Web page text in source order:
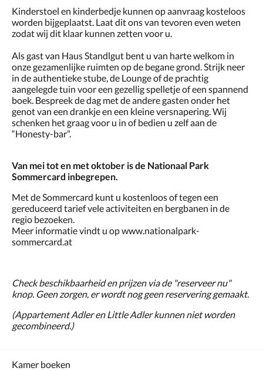
Kinderstoel en kinderbedje kunnen op aanvraag kosteloos
worden bijgeplaatst. Laat dit ons van tevoren even weten
zodat wij dit klaar kunnen zetten voor u.
Als gast van Haus Standlgut bent u van harte welkom in
onze gezamenlijke ruimten op de begane grond. Strijk neer
in de authentieke stube, de Lounge of de prachtig
aangelegde tuin voor een gezellig spelletje of een spannend
boek. Bespreek de dag met de andere gasten onder het
genot van een drankje en een kleine versnapering. Wij
schenken het graag voor u in of bedien u zelf aan de
“Honesty-bar”.
Van mei tot en met oktober is de Nationaal Park
Sommercard inbegrepen.
Met de Sommercard kunt u kostenloos of tegen een
gereduceerd tarief vele activiteiten en bergbanen in de
regio bezoeken.
Meer informatie vindt u op www.nationalpark-
sommercard.at
Check beschikbaarheid en prijzen via de "reserveer nu"
knop. Geen zorgen, er wordt nog geen reservering gemaakt.
(Appartement Adler en Little Adler kunnen niet worden
gecombineerd.)
Kamer boeken